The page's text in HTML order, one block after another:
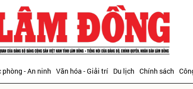
phòng - An ninh Văn hóa - Giải trí Du lịch Chính sách